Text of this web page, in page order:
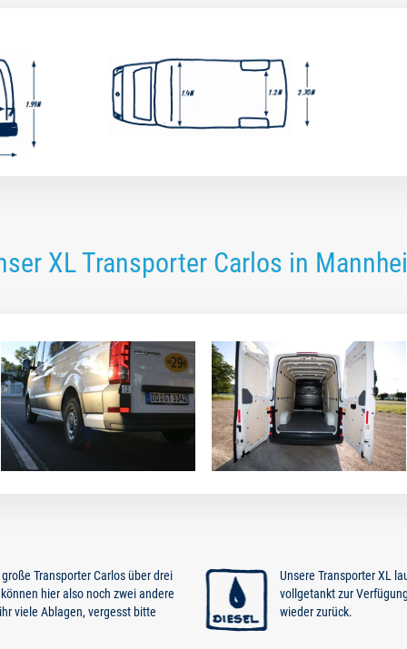
XL Transporter Carlos in
Transporter Carlos über drei
hier also noch zwei andere
viele Ablagen, vergesst bitte
Unsere Transporter XL
vollgetankt zur
wieder zurück.